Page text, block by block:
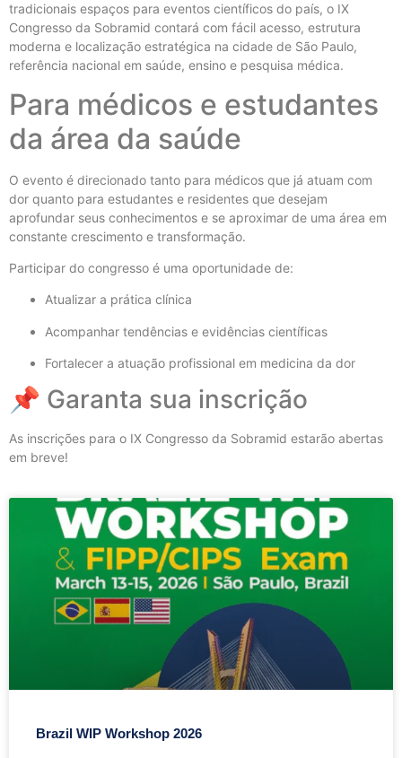
tradicionais espaços para eventos científicos do país, o IX
Congresso da Sobramid contará com fácil acesso, estrutura
moderna e localização estratégica na cidade de São Paulo,
referência nacional em saúde, ensino e pesquisa médica.
Para médicos e estudantes
da área da saúde
O evento é direcionado tanto para médicos que já atuam com
dor quanto para estudantes e residentes que desejam
aprofundar seus conhecimentos e se aproximar de uma área em
constante crescimento e transformação.
Participar do congresso é uma oportunidade de:
Atualizar a prática clínica
Acompanhar tendências e evidências científicas
Fortalecer a atuação profissional em medicina da dor
📌 Garanta sua inscrição
As inscrições para o IX Congresso da Sobramid estarão abertas
em breve!
Brazil WIP Workshop 2026